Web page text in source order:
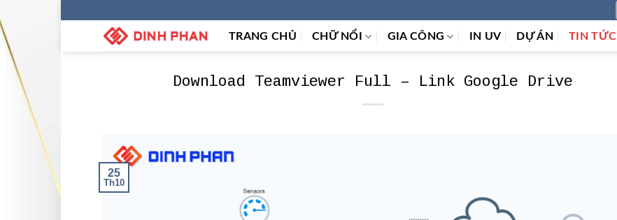
TRANG CHỦ CHỮ NỔI GIA CÔNG IN UV DỰ ÁN TIN TỨC
Download Teamviewer Full – Link Google Drive
25
Th10